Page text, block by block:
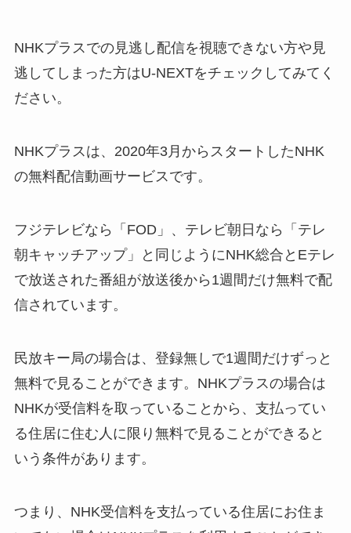
NHKプラスでの見逃し配信を視聴できない方や見
逃してしまった方はU-NEXTをチェックしてみてく
ださい。
NHKプラスは、2020年3月からスタートしたNHK
の無料配信動画サービスです。
フジテレビなら「FOD」、テレビ朝日なら「テレ
朝キャッチアップ」と同じようにNHK総合とEテレ
で放送された番組が放送後から1週間だけ無料で配
信されています。
民放キー局の場合は、登録無しで1週間だけずっと
無料で見ることができます。NHKプラスの場合は
NHKが受信料を取っていることから、支払ってい
る住居に住む人に限り無料で見ることができると
いう条件があります。
つまり、NHK受信料を支払っている住居にお住ま